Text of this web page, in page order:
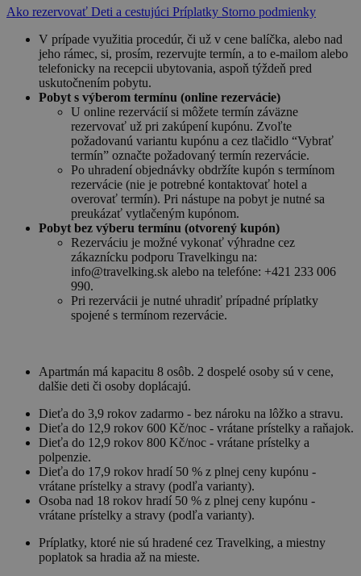
Ako rezervovať Deti a cestujúci Príplatky Storno podmienky
V prípade využitia procedúr, či už v cene balíčka, alebo nad
jeho rámec, si, prosím, rezervujte termín, a to e-mailom alebo
telefonicky na recepcii ubytovania, aspoň týždeň pred
uskutočnením pobytu.
Pobyt s výberom termínu (online rezervácie)
U online rezervácií si môžete termín záväzne
rezervovať už pri zakúpení kupónu. Zvoľte
požadovanú variantu kupónu a cez tlačidlo “Vybrať
termín” označte požadovaný termín rezervácie.
Po uhradení objednávky obdržíte kupón s termínom
rezervácie (nie je potrebné kontaktovať hotel a
overovať termín). Pri nástupe na pobyt je nutné sa
preukázať vytlačeným kupónom.
Pobyt bez výberu termínu (otvorený kupón)
Rezerváciu je možné vykonať výhradne cez
zákaznícku podporu Travelkingu na:
info@travelking.sk alebo na telefóne: +421 233 006
990.
Pri rezervácii je nutné uhradiť prípadné príplatky
spojené s termínom rezervácie.
Apartmán má kapacitu 8 osôb. 2 dospelé osoby sú v cene,
dalšie deti či osoby doplácajú.
Dieťa do 3,9 rokov zadarmo - bez nároku na lôžko a stravu.
Dieťa do 12,9 rokov 600 Kč/noc - vrátane prístelky a raňajok.
Dieťa do 12,9 rokov 800 Kč/noc - vrátane prístelky a
polpenzie.
Dieťa do 17,9 rokov hradí 50 % z plnej ceny kupónu -
vrátane prístelky a stravy (podľa varianty).
Osoba nad 18 rokov hradí 50 % z plnej ceny kupónu -
vrátane prístelky a stravy (podľa varianty).
Príplatky, ktoré nie sú hradené cez Travelking, a miestny
poplatok sa hradia až na mieste.